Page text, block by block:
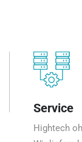
Service
Hightech